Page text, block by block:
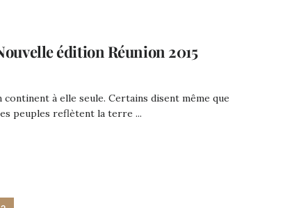
édition Réunion 2015
continent à elle seule. Certains disent même que
peuples reflètent la terre ...